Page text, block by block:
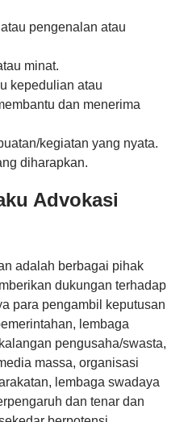
pengenalan atau
minat.
kepedulian atau
dan menerima
kegiatan yang nyata.
diharapkan.
Advokasi
adalah berbagai pihak
dukungan terhadap
para pengambil keputusan
lembaga
pengusaha/swasta,
massa, organisasi
lembaga swadaya
dan tenar dan